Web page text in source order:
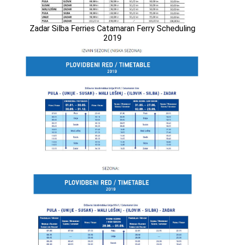
Zadar Silba Ferries Catamaran Ferry Scheduling
2019